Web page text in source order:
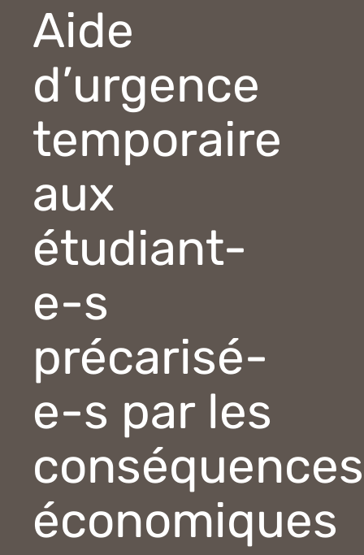
Aide
d’urgence
temporaire
aux
étudiant-
e-s
précarisé-
e-s par les
conséquences
économiques